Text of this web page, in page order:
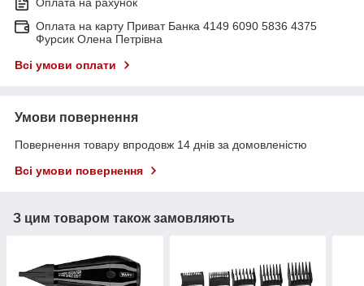
Оплата на рахунок
Оплата на карту Приват Банка 4149 6090 5836 4375
Фурсик Олена Петрівна
Всі умови оплати
Умови повернення
Повернення товару впродовж 14 днів за домовленістю
Всі умови повернення
З цим товаром також замовляють